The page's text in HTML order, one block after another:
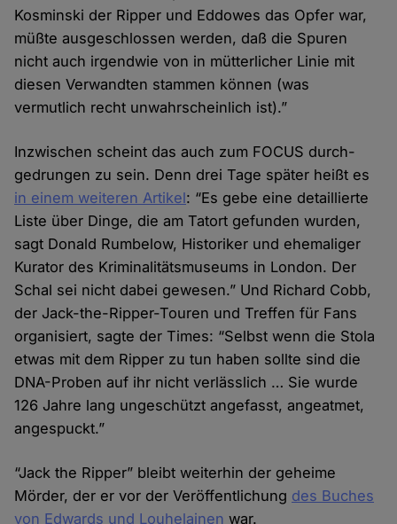
Kosminski der Ripper und Eddowes das Opfer war,
müßte ausge­schlossen werden, daß die Spuren
nicht auch irgend­wie von in mütterlicher Linie mit
diesen Verwandten stammen können (was
vermutlich recht unwahr­scheinlich ist).”
Inzwischen scheint das auch zum FOCUS durch­
gedrungen zu sein. Denn drei Tage später heißt es
in einem weiteren Artikel: “Es gebe eine detaillierte
Liste über Dinge, die am Tat­ort gefunden wurden,
sagt Donald Rumbelow, Historiker und ehemaliger
Kurator des Kriminalitäts­museums in London. Der
Schal sei nicht dabei gewesen.” Und Richard Cobb,
der Jack-the-Ripper-Touren und Treffen für Fans
organisiert, sagte der Times: “Selbst wenn die Stola
etwas mit dem Ripper zu tun haben sollte sind die
DNA-Proben auf ihr nicht verlässlich … Sie wurde
126 Jahre lang unge­schützt angefasst, angeatmet,
angespuckt.”
“Jack the Ripper” bleibt weiterhin der geheime
Mörder, der er vor der Veröffent­lichung des Buches
von Edwards und Louhelainen war.